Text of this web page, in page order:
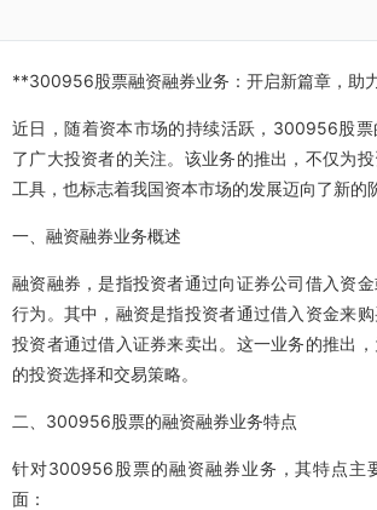
**300956股票融资融券业务：开启新篇章，助
近日，随着资本市场的持续活跃，300956股票
了广大投资者的关注。该业务的推出，不仅为
工具，也标志着我国资本市场的发展迈向了新的
一、融资融券业务概述
融资融券，是指投资者通过向证券公司借入资
行为。其中，融资是指投资者通过借入资金来
投资者通过借入证券来卖出。这一业务的推出
的投资选择和交易策略。
二、300956股票的融资融券业务特点
针对300956股票的融资融券业务，其特点主
面：